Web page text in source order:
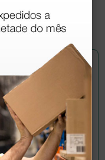
1 unidade